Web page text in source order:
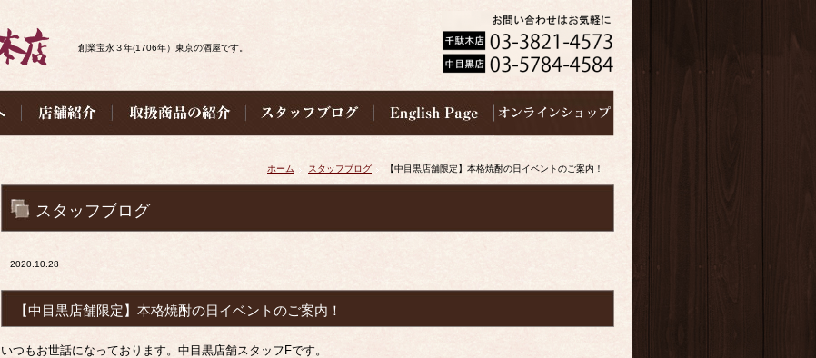
創業宝永３年(1706年）東京の酒屋です。
ホーム スタッフブログ 【中目黒店舗限定】本格焼酎の日イベントのご案内！
スタッフブログ
2020.10.28
【中目黒店舗限定】本格焼酎の日イベントのご案内！
いつもお世話になっております。中目黒店舗スタッフFです。